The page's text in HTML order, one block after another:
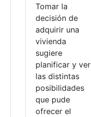
Tomar la
decisión de
adquirir una
vivienda
sugiere
planificar y ver
las distintas
posibilidades
que pude
ofrecer el